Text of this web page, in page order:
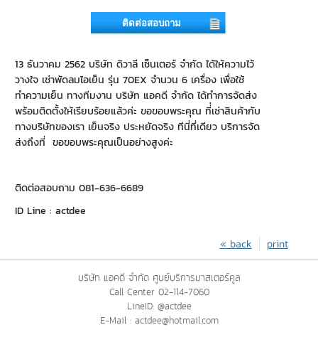
13 ธันวาคม 2562 บริษัท ดิวาลี เซ็นเตอร์ จำกัด ได้ให้ความไว้
วางใจ เช่าพัดลมไอเย็น รุ่น 70EX จำนวน 6 เครื่อง เพื่อใช้
ทำความเย็น ทางทีมงาน บริษัท แอคดี จำกัด ได้ทำการจัดส่ง
พร้อมติดตั้งให้เรียบร้อยแล้วค่ะ ขอขอบพระคุณ ที่่เช่าสินค้ากับ
ทางบริษัทของเรา เย็นจริง ประหยัดจริง ทีนี่ที่เดียว บริการจัด
ส่งถึงที่ ขอขอบพระคุณเป็นอย่างสูงค่ะ
ติดต่อสอบถาม 081-636-6689
ID Line : actdee
print
« back
บริษัท แอคดี จำกัด ศูนย์บริการมาสเตอร์คูล
Call Center 02-114-7060
LineID: @actdee
E-Mail : actdee@hotmail.com